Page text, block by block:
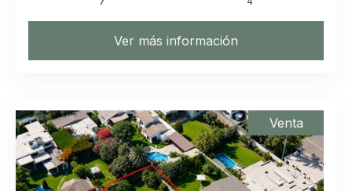
Ver más información
Venta